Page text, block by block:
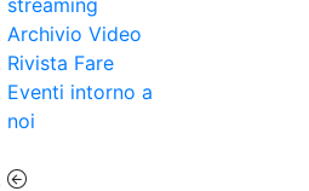
streaming
Archivio Video
Rivista Fare
Eventi intorno a
noi